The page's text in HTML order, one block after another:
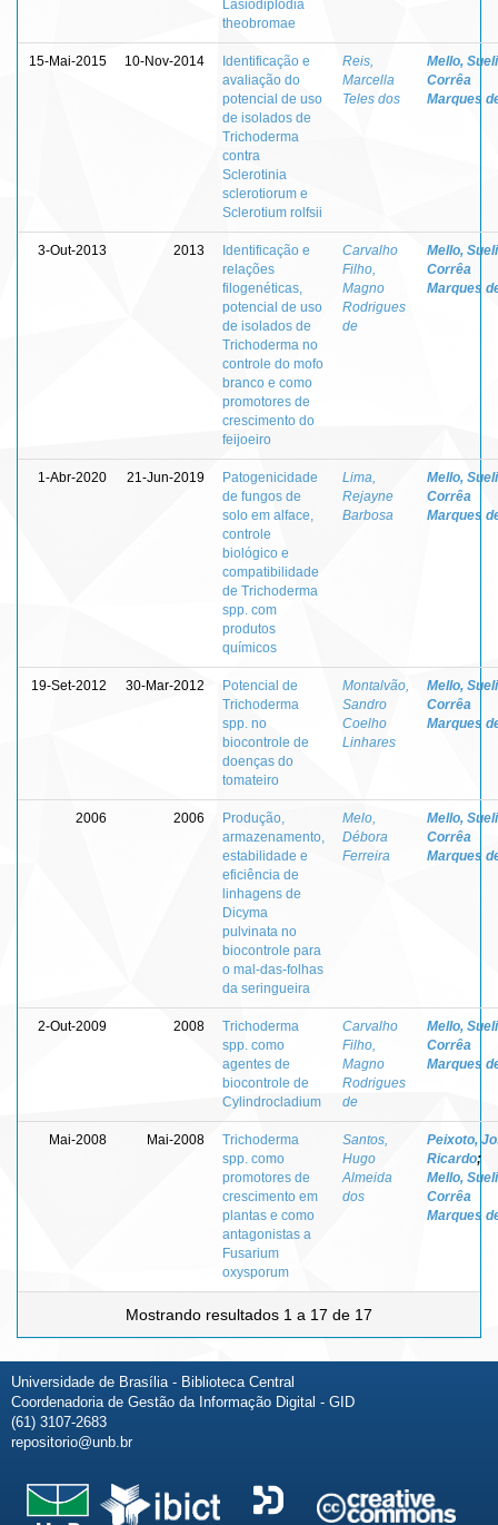
Lasiodiplodia
theobromae
15-Mai-2015 10-Nov-2014
Identificação e
avaliação do
potencial de uso
de isolados de
Trichoderma
contra
Sclerotinia
sclerotiorum e
Sclerotium rolfsii
Reis,
Marcella
Teles dos
Mello, Sueli
Corrêa
Marques
3-Out-2013 2013
Identificação e
relações
filogenéticas,
potencial de uso
de isolados de
Trichoderma no
controle do mofo
branco e como
promotores de
crescimento do
feijoeiro
Carvalho
Filho,
Magno
Rodrigues
de
Mello, Sueli
Corrêa
Marques
1-Abr-2020 21-Jun-2019
Patogenicidade
de fungos de
solo em alface,
controle
biológico e
compatibilidade
de Trichoderma
spp. com
produtos
químicos
Lima,
Rejayne
Barbosa
Mello, Sueli
Corrêa
Marques
19-Set-2012 30-Mar-2012
Potencial de
Trichoderma
spp. no
biocontrole de
doenças do
tomateiro
Montalvão,
Sandro
Coelho
Linhares
Mello, Sueli
Corrêa
Marques
2006 2006
Produção,
armazenamento,
estabilidade e
eficiência de
linhagens de
Dicyma
pulvinata no
biocontrole para
o mal-das-folhas
da seringueira
Melo,
Débora
Ferreira
Mello, Sueli
Corrêa
Marques
2-Out-2009 2008
Trichoderma
spp. como
agentes de
biocontrole de
Cylindrocladium
Carvalho
Filho,
Magno
Rodrigues
de
Mello, Sueli
Corrêa
Marques
Mai-2008 Mai-2008
Trichoderma
spp. como
promotores de
crescimento em
plantas e como
antagonistas a
Fusarium
oxysporum
Santos,
Hugo
Almeida
dos
Peixoto,
Ricardo;
Mello, Sueli
Corrêa
Marques
Mostrando resultados 1 a 17 de 17
Universidade de Brasília - Biblioteca Central
Coordenadoria de Gestão da Informação Digital - GID
(61) 3107-2683
repositorio@unb.br